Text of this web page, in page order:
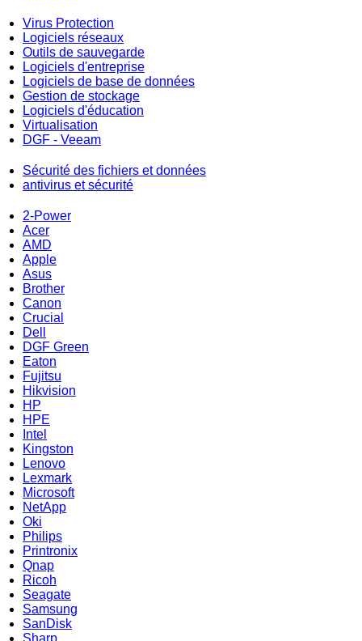
Virus Protection
Logiciels réseaux
Outils de sauvegarde
Logiciels d'entreprise
Logiciels de base de données
Gestion de stockage
Logiciels d'éducation
Virtualisation
DGF - Veeam
Sécurité des fichiers et données
antivirus et sécurité
2-Power
Acer
AMD
Apple
Asus
Brother
Canon
Crucial
Dell
DGF Green
Eaton
Fujitsu
Hikvision
HP
HPE
Intel
Kingston
Lenovo
Lexmark
Microsoft
NetApp
Oki
Philips
Printronix
Qnap
Ricoh
Seagate
Samsung
SanDisk
Sharp